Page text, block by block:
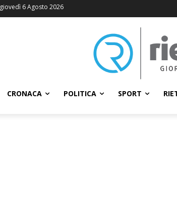
giovedì 6 Agosto 2026
CRONACA POLITICA SPORT